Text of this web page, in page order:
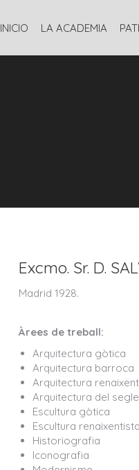
INICIO LA ACADEMIA
Excmo. Sr. D.
Madrid 1928.
Àrees de treball:
Arquitectura gòtica
Arquitectura barroca
Arquitectura
Arquitectura del segle
Escultura gòtica
Escultura renaixentista
Historiografia
Iconografia